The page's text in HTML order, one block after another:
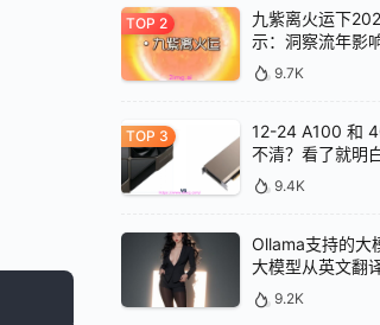
九紫离火运下
示：洞察流年影
9.7K
12-24 A100 和
不清？看了就明
理卡的区别
9.4K
Ollama支持的大
大模型从英文翻
果最好
9.2K